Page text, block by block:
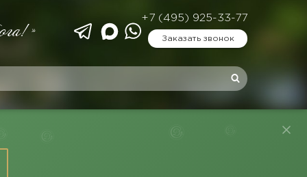
+7 (495) 925-33-77
Заказать звонок